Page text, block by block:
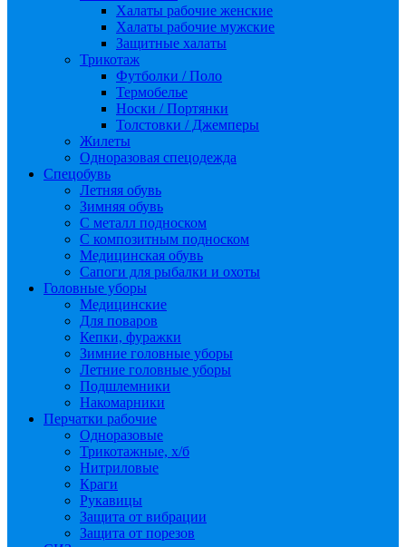
Халаты рабочие женские
Халаты рабочие мужские
Защитные халаты
Трикотаж
Футболки / Поло
Термобелье
Носки / Портянки
Толстовки / Джемперы
Жилеты
Одноразовая спецодежда
Спецобувь
Летняя обувь
Зимняя обувь
С металл подноском
С композитным подноском
Медицинская обувь
Сапоги для рыбалки и охоты
Головные уборы
Медицинские
Для поваров
Кепки, фуражки
Зимние головные уборы
Летние головные уборы
Подшлемники
Накомарники
Перчатки рабочие
Одноразовые
Трикотажные, х/б
Нитриловые
Краги
Рукавицы
Защита от вибрации
Защита от порезов